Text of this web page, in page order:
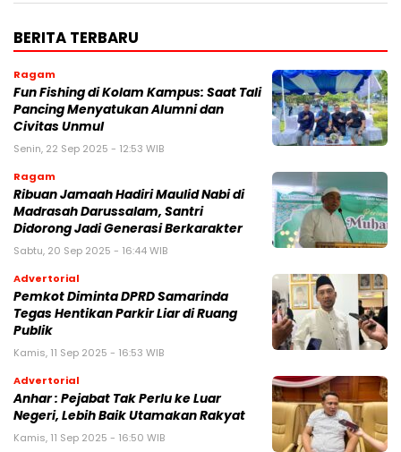
BERITA TERBARU
Ragam
Fun Fishing di Kolam Kampus: Saat Tali
Pancing Menyatukan Alumni dan
Civitas Unmul
Senin, 22 Sep 2025 - 12:53 WIB
Ragam
Ribuan Jamaah Hadiri Maulid Nabi di
Madrasah Darussalam, Santri
Didorong Jadi Generasi Berkarakter
Sabtu, 20 Sep 2025 - 16:44 WIB
Advertorial
Pemkot Diminta DPRD Samarinda
Tegas Hentikan Parkir Liar di Ruang
Publik
Kamis, 11 Sep 2025 - 16:53 WIB
Advertorial
Anhar : Pejabat Tak Perlu ke Luar
Negeri, Lebih Baik Utamakan Rakyat
Kamis, 11 Sep 2025 - 16:50 WIB